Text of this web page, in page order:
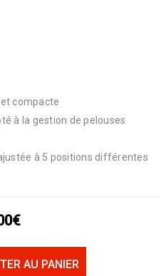
compacte
à la gestion de pelouses
à 5 positions différentes
€
AU PANIER